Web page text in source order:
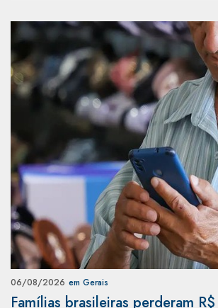
06/08/2026 em Gerais
Famílias brasileiras perderam